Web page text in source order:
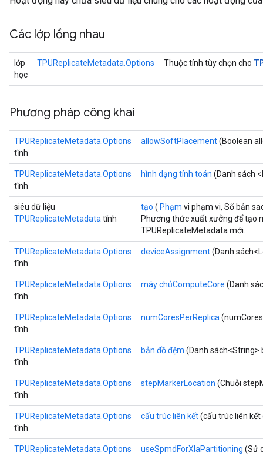
Các lớp lồng nhau
lớp
học
TPUReplicateMetadata.Options Thuộc tính tùy chọn cho
Phương pháp công khai
TPUReplicateMetadata.Options
tĩnh
allowSoftPlacement(Boolean
TPUReplicateMetadata.Options
tĩnh
hình dạng tính toán (Danh sách
siêu dữ liệu
TPUReplicateMetadata tĩnh
tạo ( Phạm vi phạm vi, Số bản
Phương thức xuất xưởng để tạo
TPUReplicateMetadata mới.
TPUReplicateMetadata.Options
tĩnh
deviceAssignment(Danh
TPUReplicateMetadata.Options
tĩnh
máy chủComputeCore (Danh
TPUReplicateMetadata.Options
tĩnh
numCoresPerReplica
TPUReplicateMetadata.Options
tĩnh
bản đồ đệm (Danh sách<String>
TPUReplicateMetadata.Options
tĩnh
stepMarkerLocation (Chuỗi
TPUReplicateMetadata.Options
tĩnh
cấu trúc liên kết(cấu trúc liên kết
TPUReplicateMetadata.Options
useSpmdForXlaPartitioning (Sử